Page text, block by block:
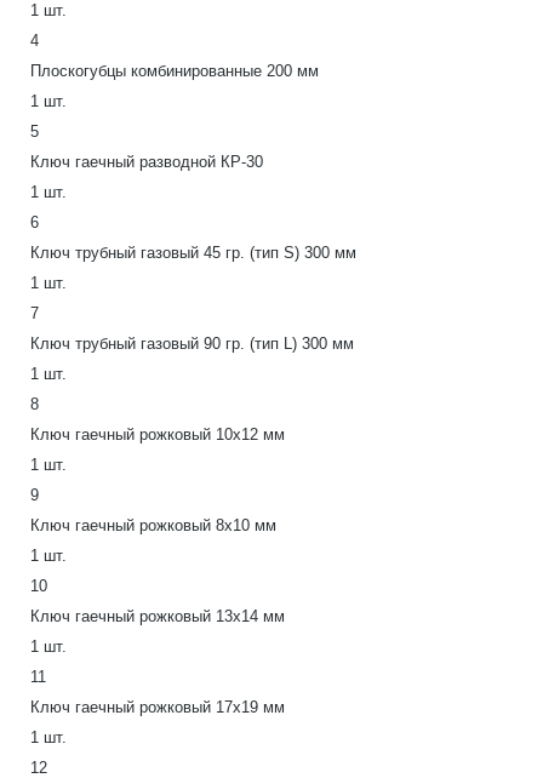
1 шт.
4
Плоскогубцы комбинированные 200 мм
1 шт.
5
Ключ гаечный разводной КР-30
1 шт.
6
Ключ трубный газовый 45 гр. (тип S) 300 мм
1 шт.
7
Ключ трубный газовый 90 гр. (тип L) 300 мм
1 шт.
8
Ключ гаечный рожковый 10x12 мм
1 шт.
9
Ключ гаечный рожковый 8x10 мм
1 шт.
10
Ключ гаечный рожковый 13x14 мм
1 шт.
11
Ключ гаечный рожковый 17x19 мм
1 шт.
12